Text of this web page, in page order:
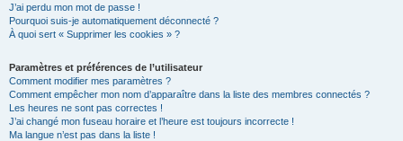
J’ai perdu mon mot de passe !
Pourquoi suis-je automatiquement déconnecté ?
À quoi sert « Supprimer les cookies » ?
Paramètres et préférences de l’utilisateur
Comment modifier mes paramètres ?
Comment empêcher mon nom d’apparaître dans la liste des membres connectés ?
Les heures ne sont pas correctes !
J’ai changé mon fuseau horaire et l’heure est toujours incorrecte !
Ma langue n’est pas dans la liste !